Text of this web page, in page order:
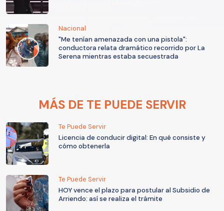
Nacional
"Me tenían amenazada con una pistola":
conductora relata dramático recorrido por La
Serena mientras estaba secuestrada
MÁS DE TE PUEDE SERVIR
Te Puede Servir
Licencia de conducir digital: En qué consiste y
cómo obtenerla
Te Puede Servir
HOY vence el plazo para postular al Subsidio de
Arriendo: así se realiza el trámite